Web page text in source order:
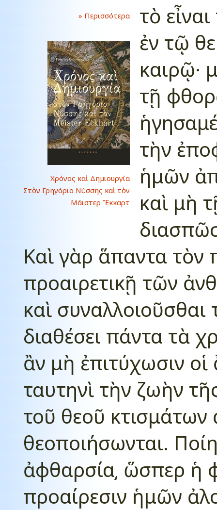
» Περισσότερα
Χρόνος καὶ Δημιουργία
Στὸν Γρηγόριο Νύσσης καὶ τὸν
Μάιστερ Ἔκκαρτ
τὸ
ἐν τῷ
καιρῷ·
τῇ
τὴν
ἡμῶν
καὶ μὴ
Καὶ γὰρ ἅπαντα τὸν
προαιρετικῇ τῶν
καὶ
διαθέσει πάντα τὰ
ἂν μὴ ἐπιτύχωσιν
ταυτηνὶ τὴν ζωὴν
τοῦ θεοῦ κτισμάτων
θεοποιήσωνται.
ἀφθαρσία͵ ὥσπερ ἡ
προαίρεσιν ἡμῶν